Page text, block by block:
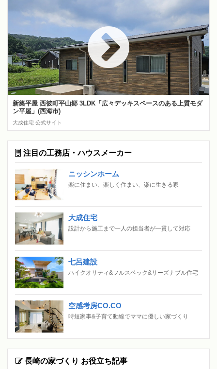
新築平屋 西彼町平山郷 3LDK「広々デッキスペースのある上質モダ
ン平屋」(西海市)
大成住宅 公式サイト
注目の工務店・ハウスメーカー
ニッシンホーム
楽に住まい、楽しく住まい、楽に生きる家
大成住宅
設計から施工まで一人の担当者が一貫して対応
七呂建設
ハイクオリティ&フルスペック&リーズナブル住宅
空感考房CO.CO
時短家事&子育て動線でママに優しい家づくり
長崎の家づくり お役立ち記事